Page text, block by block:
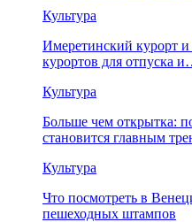
Культура
Имеретинский курорт
курортов для отпуска
Культура
Больше чем открытка:
становится главным
Культура
Что посмотреть в
пешеходных штампов